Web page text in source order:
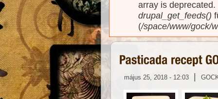
array is
drupal_get_feeds()
(/space/www/gock/
május 25, 2018 - 12:03 |